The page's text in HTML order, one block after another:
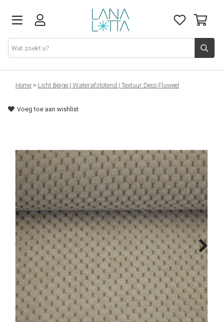
Stoffen
Fournituren
Patronen
Naaimachines
Workshops
Tips & tricks
Cadeaubon
Solden
Home > Licht Beige | Waterafstotend | Textuur Deco Fluweel
Voeg toe aan wishlist
Next